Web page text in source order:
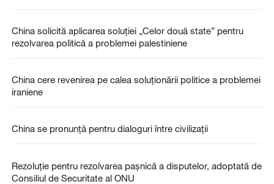
China solicită aplicarea soluției „Celor două state” pentru
rezolvarea politică a problemei palestiniene
China cere revenirea pe calea soluționării politice a problemei
iraniene
China se pronunță pentru dialoguri între civilizații
Rezoluție pentru rezolvarea pașnică a disputelor, adoptată de
Consiliul de Securitate al ONU